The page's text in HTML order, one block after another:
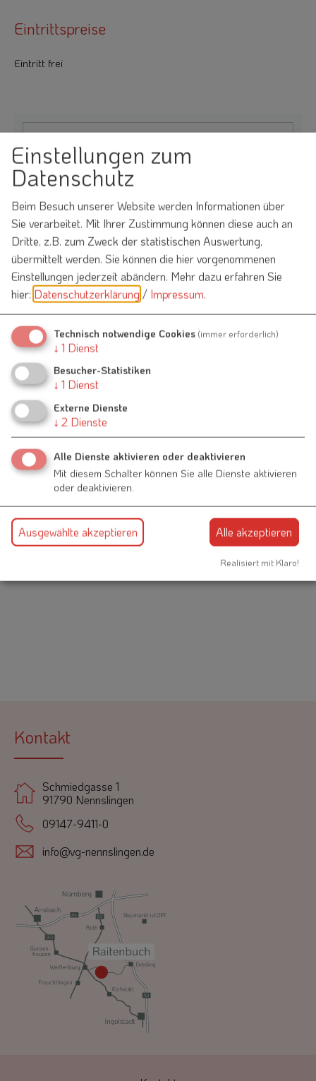
Eintrittspreise
Eintritt frei
Möchten Sie von OpenStreetMap/Leaflet
bereitgestellte externe Inhalte laden?
Ja Immer
Pfarrkirche "St. Blasius"
Nennslinger Straße 3
91790 Raitenbuch
Veranstalter
Pfarrverband Raitenbuch-Pfraunfeld
Herr Pfarrer Michael Sauer
Nennslinger Straße 6
91790 Raitenbuch
09147 300
Kontakt
Schmiedgasse 1
91790 Nennslingen
09147-9411-0
info@vg-nennslingen.de
Einstellungen zum
Datenschutz
Beim Besuch unserer Website werden Informationen über
Sie verarbeitet. Mit Ihrer Zustimmung können diese auch an
Dritte, z.B. zum Zweck der statistischen Auswertung,
übermittelt werden. Sie können die hier vorgenommenen
Einstellungen jederzeit abändern. Mehr dazu erfahren Sie
hier: Datenschutzerklärung/ Impressum.
Technisch notwendige Cookies (immer erforderlich)
↓ 1 Dienst
Besucher-Statistiken
↓ 1 Dienst
Externe Dienste
↓ 2 Dienste
Alle Dienste aktivieren oder deaktivieren
Mit diesem Schalter können Sie alle Dienste aktivieren
oder deaktivieren.
Ausgewählte akzeptieren Alle akzeptieren
Realisiert mit Klaro!